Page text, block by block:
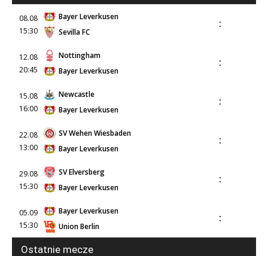
08.08
15:30
Bayer Leverkusen
Sevilla FC
:
12.08
20:45
Nottingham
Bayer Leverkusen
:
15.08
16:00
Newcastle
Bayer Leverkusen
:
22.08
13:00
SV Wehen Wiesbaden
Bayer Leverkusen
:
29.08
15:30
SV Elversberg
Bayer Leverkusen
:
05.09
15:30
Bayer Leverkusen
Union Berlin
:
Ostatnie mecze